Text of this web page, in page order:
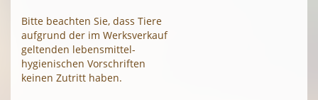
Bitte beachten Sie, dass Tiere
aufgrund der im Werksverkauf
geltenden lebens­mittel­
hygienischen Vorschriften
keinen Zutritt haben.